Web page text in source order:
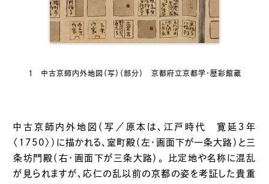
1 中古京師内外地図（写）（部分） 京都府立京都学・歴彩館蔵
中古京師内外地図（写／原本は、江戸時代 寛延３年
〈1750〉）に描かれる、室町殿（左・画面下が一条大路）と三
条坊門殿（右・画面下が三条大路）。 比定地や名称に混乱
が見られますが、応仁の乱以前の京都の姿を考証した貴重